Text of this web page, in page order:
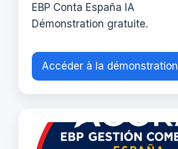
EBP Conta España IA
Démonstration gratuite.
Accéder à la démonstration